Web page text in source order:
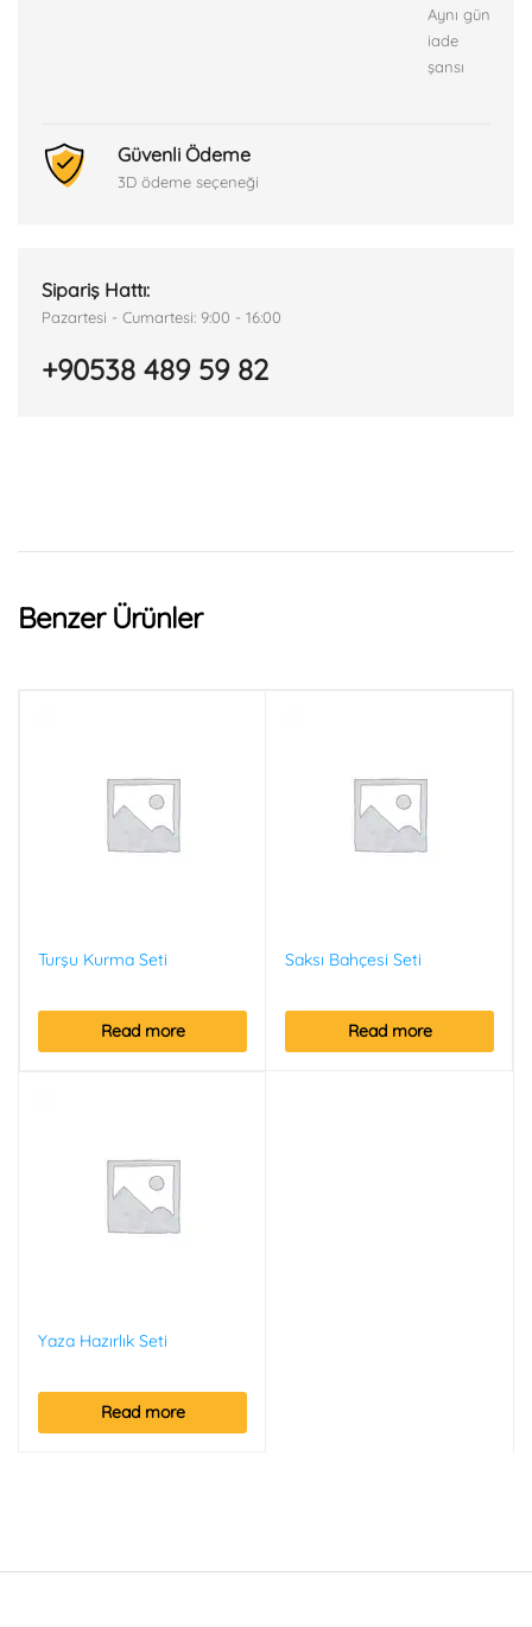
Aynı gün
iade
şansı
Güvenli Ödeme
3D ödeme seçeneği
Sipariş Hattı:
Pazartesi - Cumartesi: 9:00 - 16:00
+90538 489 59 82
Benzer Ürünler
Turşu Kurma Seti
Read more
Saksı Bahçesi Seti
Read more
Yaza Hazırlık Seti
Read more